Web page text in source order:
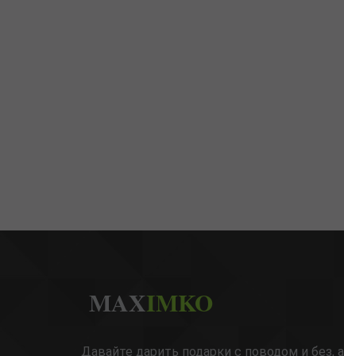
MAXIMKO
Давайте дарить подарки с поводом и без, а